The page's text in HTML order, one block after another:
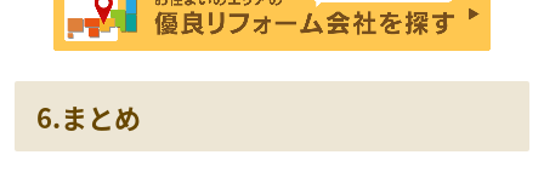
6.まとめ